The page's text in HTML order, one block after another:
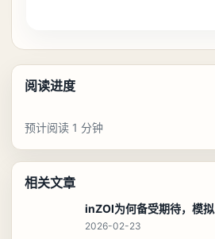
阅读进度
预计阅读 1 分钟
相关文章
inZOI为何备受期待，模
2026-02-23